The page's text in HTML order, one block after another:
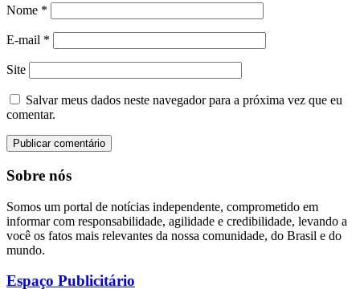
Nome *
E-mail *
Site
Salvar meus dados neste navegador para a próxima vez que eu
comentar.
Sobre nós
Somos um portal de notícias independente, comprometido em
informar com responsabilidade, agilidade e credibilidade, levando a
você os fatos mais relevantes da nossa comunidade, do Brasil e do
mundo.
Espaço Publicitário